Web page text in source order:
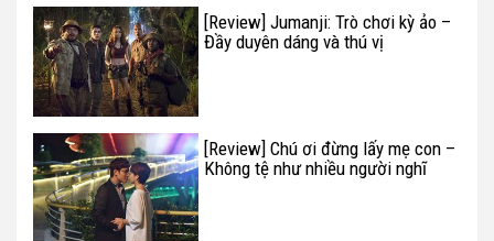
[Review] Jumanji: Trò chơi kỳ ảo –
Đầy duyên dáng và thú vị
[Review] Chú ơi đừng lấy mẹ con –
Không tệ như nhiều người nghĩ